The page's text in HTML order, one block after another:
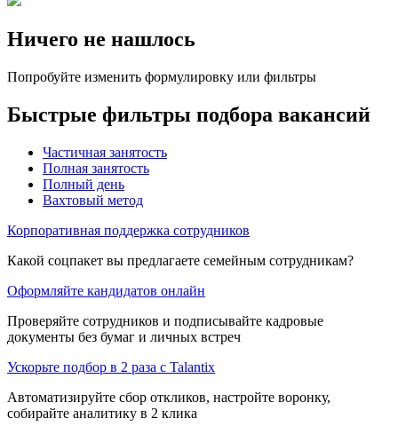
Ничего не нашлось
Попробуйте изменить формулировку или фильтры
Быстрые фильтры подбора вакансий
Частичная занятость
Полная занятость
Полный день
Вахтовый метод
Корпоративная поддержка сотрудников
Какой соцпакет вы предлагаете семейным сотрудникам?
Оформляйте кандидатов онлайн
Проверяйте сотрудников и подписывайте кадровые
документы без бумаг и личных встреч
Ускорьте подбор в 2 раза с Talantix
Автоматизируйте сбор откликов, настройте воронку,
собирайте аналитику в 2 клика